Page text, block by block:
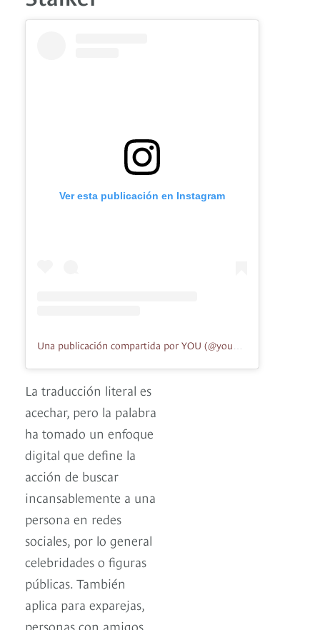
Ver esta publicación en Instagram
Una publicación compartida por YOU (@younetflix)
La traducción literal es
acechar, pero la palabra
ha tomado un enfoque
digital que define la
acción de buscar
incansablemente a una
persona en redes
sociales, por lo general
celebridades o figuras
públicas. También
aplica para exparejas,
personas con amigos